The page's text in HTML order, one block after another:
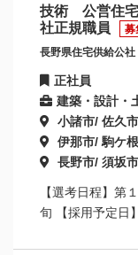
技術 公営住
社正規職員
募
長野県住宅供給公社
正社員
建築・設計・
小諸市/ 佐久市
伊那市/ 駒ケ
長野市/ 須坂市
【選考日程】
旬 【採用予定日